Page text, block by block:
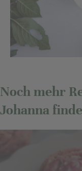
Noch mehr
Johanna